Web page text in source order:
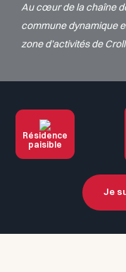
Au cœur de la chaîne
commune dynamique
zone d’activités de
Résidence
paisible
Je